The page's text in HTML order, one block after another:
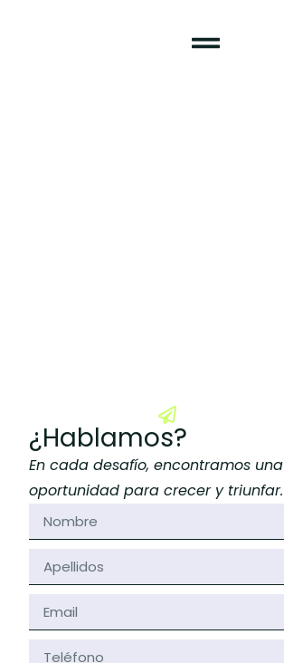
¿Hablamos?
En cada desafío, encontramos una
oportunidad para crecer y triunfar.